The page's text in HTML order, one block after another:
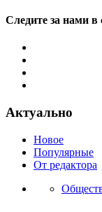
Следите за нами в
Актуально
Новое
Популярные
От редактора